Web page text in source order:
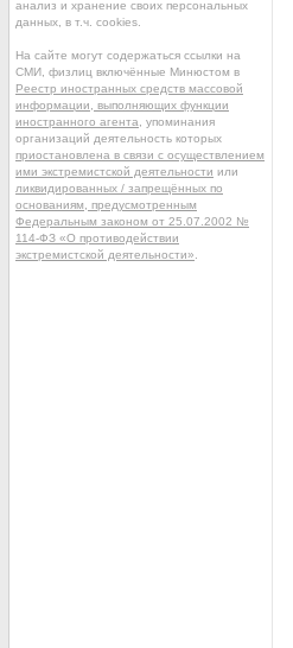
анализ и хранение своих персональных
данных, в т.ч. cookies.
На сайте могут содержаться ссылки на
СМИ, физлиц включённые Минюстом в
Реестр иностранных средств массовой
информации, выполняющих функции
иностранного агента , упоминания
организаций деятельность которых
приостановлена в связи с осуществлением
ими экстремистской деятельности или
ликвидированных / запрещённых по
основаниям, предусмотренным
Федеральным законом от 25.07.2002 №
114-ФЗ «О противодействии
экстремистской деятельности»